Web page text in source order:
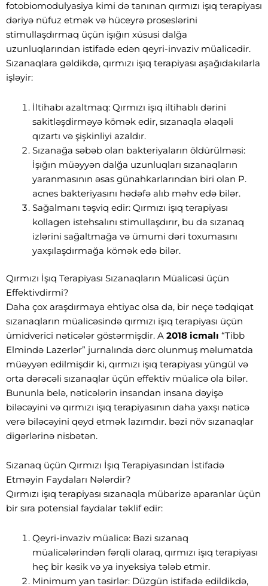
fotobiomodulyasiya kimi də tanınan qırmızı işıq terapiyası
dəriyə nüfuz etmək və hüceyrə proseslərini
stimullaşdırmaq üçün işığın xüsusi dalğa
uzunluqlarından istifadə edən qeyri-invaziv müalicədir.
Sızanaqlara gəldikdə, qırmızı işıq terapiyası aşağıdakılarla
işləyir:
İltihabı azaltmaq: Qırmızı işıq iltihablı dərini
sakitləşdirməyə kömək edir, sızanaqla əlaqəli
qızartı və şişkinliyi azaldır.
Sızanağa səbəb olan bakteriyaların öldürülməsi:
İşığın müəyyən dalğa uzunluqları sızanaqların
yaranmasının əsas günahkarlarından biri olan P.
acnes bakteriyasını hədəfə alıb məhv edə bilər.
Sağalmanı təşviq edir: Qırmızı işıq terapiyası
kollagen istehsalını stimullaşdırır, bu da sızanaq
izlərini sağaltmağa və ümumi dəri toxumasını
yaxşılaşdırmağa kömək edə bilər.
Qırmızı İşıq Terapiyası Sızanaqların Müalicəsi üçün
Effektivdirmi?
Daha çox araşdırmaya ehtiyac olsa da, bir neçə tədqiqat
sızanaqların müalicəsində qırmızı işıq terapiyası üçün
ümidverici nəticələr göstərmişdir. A 2018 icmalı “Tibb
Elmində Lazerlər” jurnalında dərc olunmuş məlumatda
müəyyən edilmişdir ki, qırmızı işıq terapiyası yüngül və
orta dərəcəli sızanaqlar üçün effektiv müalicə ola bilər.
Bununla belə, nəticələrin insandan insana dəyişə
biləcəyini və qırmızı işıq terapiyasının daha yaxşı nəticə
verə biləcəyini qeyd etmək lazımdır. bəzi növ sızanaqlar
digərlərinə nisbətən.
Sızanaq üçün Qırmızı İşıq Terapiyasından İstifadə
Etməyin Faydaları Nələrdir?
Qırmızı işıq terapiyası sızanaqla mübarizə aparanlar üçün
bir sıra potensial faydalar təklif edir:
Qeyri-invaziv müalicə: Bəzi sızanaq
müalicələrindən fərqli olaraq, qırmızı işıq terapiyası
heç bir kəsik və ya inyeksiya tələb etmir.
Minimum yan təsirlər: Düzgün istifadə edildikdə,